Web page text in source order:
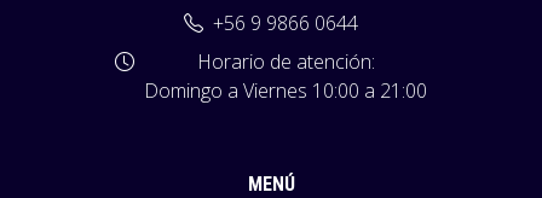
+56 9 9866 0644
Horario de atención:
Domingo a Viernes 10:00 a 21:00
MENÚ